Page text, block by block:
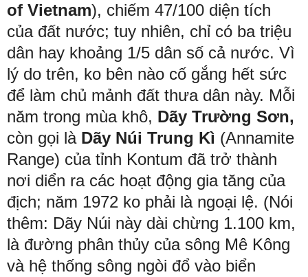
of Vietnam), chiếm 47/100 diện tích
của đất nước; tuy nhiên, chỉ có ba triệu
dân hay khoảng 1/5 dân số cả nước. Vì
lý do trên, ko bên nào cố gắng hết sức
để làm chủ mảnh đất thưa dân này. Mỗi
năm trong mùa khô, Dãy Trường Sơn,
còn gọi làDãy Núi Trung Kì (Annamite
Range) của tỉnh Kontum đã trở thành
nơi diển ra các hoạt động gia tăng của
địch; năm 1972 ko phải là ngoại lệ. (Nói
thêm: Dãy Núi này dài chừng 1.100 km,
là đường phân thủy của sông Mê Kông
và hệ thống sông ngòi đổ vào biển